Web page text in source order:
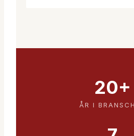
20+
ÅR I